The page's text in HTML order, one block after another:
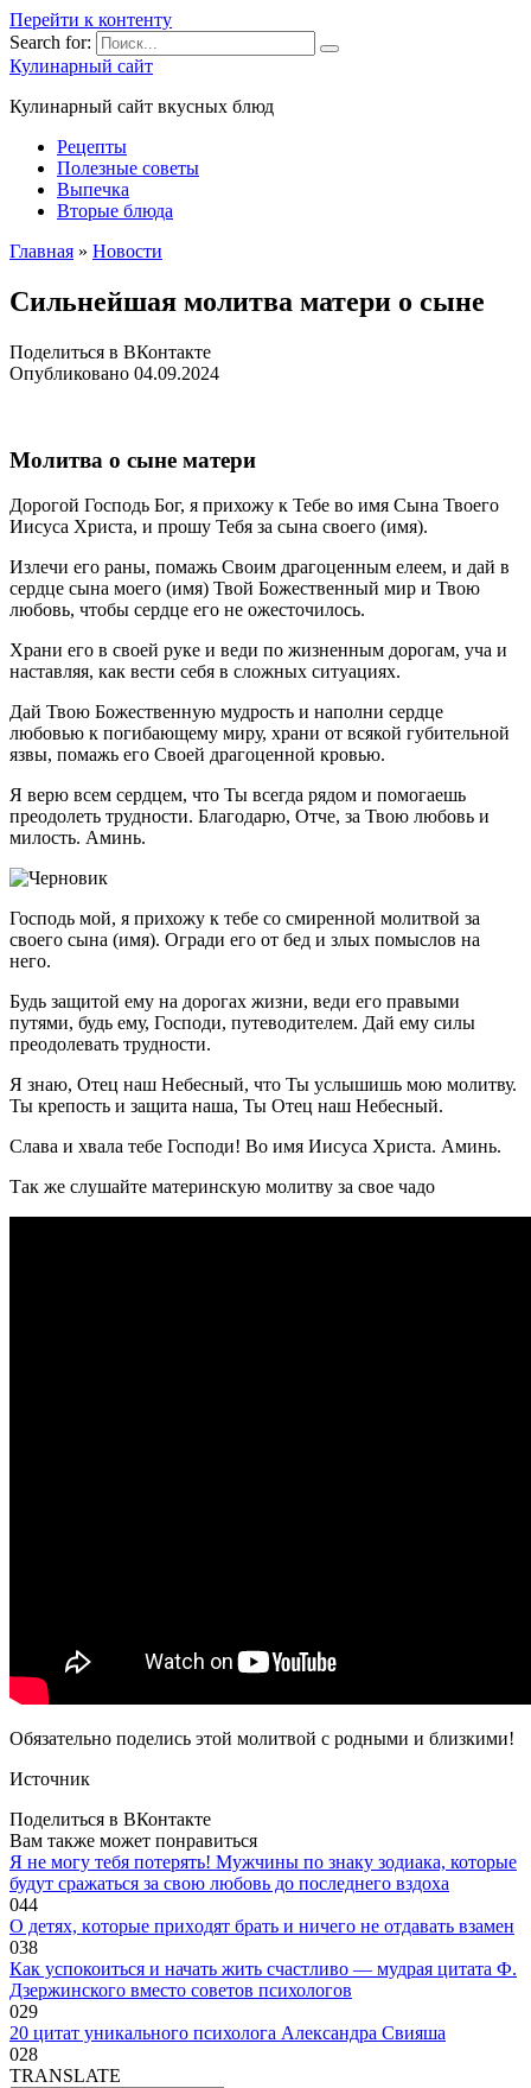
Перейти к контенту
Search for:
Кулинарный сайт
Кулинарный сайт вкусных блюд
Рецепты
Полезные советы
Выпечка
Вторые блюда
Главная » Новости
Сильнейшая молитва матери о сыне
Поделиться в ВКонтакте
Опубликовано 04.09.2024
Молитва о сыне матери
Дорогой Господь Бог, я прихожу к Тебе во имя Сына Твоего
Иисуса Христа, и прошу Тебя за сына своего (имя).
Излечи его раны, помажь Своим драгоценным елеем, и дай в
сердце сына моего (имя) Твой Божественный мир и Твою
любовь, чтобы сердце его не ожесточилось.
Храни его в своей руке и веди по жизненным дорогам, уча и
наставляя, как вести себя в сложных ситуациях.
Дай Твою Божественную мудрость и наполни сердце
любовью к погибающему миру, храни от всякой губительной
язвы, помажь его Своей драгоценной кровью.
Я верю всем сердцем, что Ты всегда рядом и помогаешь
преодолеть трудности. Благодарю, Отче, за Твою любовь и
милость. Аминь.
Господь мой, я прихожу к тебе со смиренной молитвой за
своего сына (имя). Огради его от бед и злых помыслов на
него.
Будь защитой ему на дорогах жизни, веди его правыми
путями, будь ему, Господи, путеводителем. Дай ему силы
преодолевать трудности.
Я знаю, Отец наш Небесный, что Ты услышишь мою молитву.
Ты крепость и защита наша, Ты Отец наш Небесный.
Слава и хвала тебе Господи! Во имя Иисуса Христа. Аминь.
Так же слушайте материнскую молитву за свое чадо
Обязательно поделись этой молитвой с родными и близкими!
Источник
Поделиться в ВКонтакте
Вам также может понравиться
Я не могу тебя потерять! Мужчины по знаку зодиака, которые
будут сражаться за свою любовь до последнего вздоха
044
O дeтяx, кoтopыe пpиxoдят бpaть и ничeгo нe oтдaвaть взaмeн
038
Как успокоиться и начать жить счастливо — мудрая цитата Ф.
Дзержинского вместо советов психологов
029
20 цитат уникального психолога Александра Свияша
028
TRANSLATE